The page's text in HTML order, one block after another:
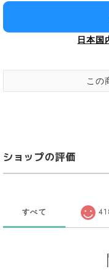
日本国
この
ショップの評価
すべて